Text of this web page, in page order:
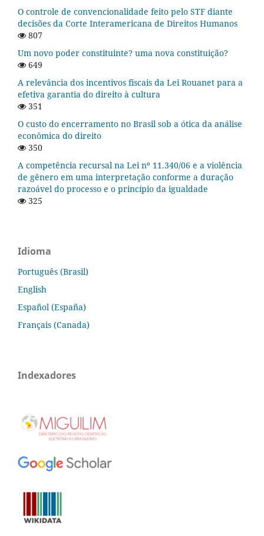
O controle de convencionalidade feito pelo STF diante
decisões da Corte Interamericana de Direitos Humanos
807
Um novo poder constituinte? uma nova constituição?
649
A relevância dos incentivos fiscais da Lei Rouanet para a
efetiva garantia do direito à cultura
351
O custo do encerramento no Brasil sob a ótica da análise
econômica do direito
350
A competência recursal na Lei nº 11.340/06 e a violência
de gênero em uma interpretação conforme a duração
razoável do processo e o princípio da igualdade
325
Idioma
Português (Brasil)
English
Español (España)
Français (Canada)
Indexadores